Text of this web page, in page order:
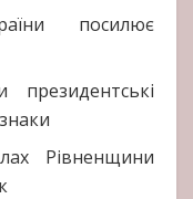
посилює
Рівненщини